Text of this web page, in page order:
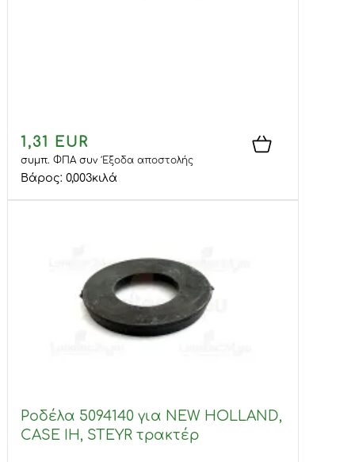
1,31 EUR
συμπ. ΦΠΑσυνΈξοδα αποστολής
Βάρος: 0,003κιλά
Ροδέλα 5094140 για NEW HOLLAND,
CASE IH, STEYR τρακτέρ